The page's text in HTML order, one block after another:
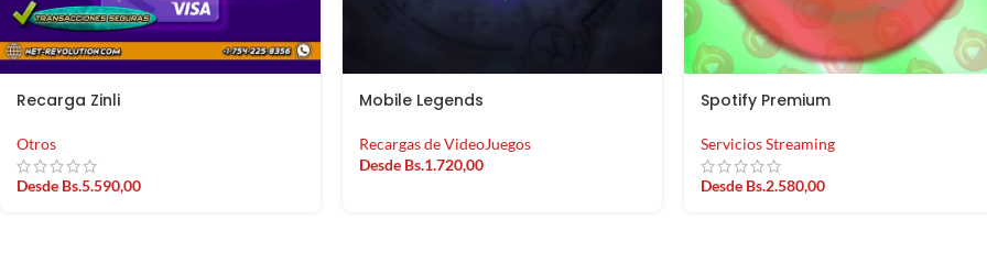
Recarga Zinli
Otros
Desde Bs.5.590,00
Mobile Legends
Recargas de VideoJuegos
Desde Bs.1.720,00
Spotify Premium
Servicios Streaming
Desde Bs.2.580,00